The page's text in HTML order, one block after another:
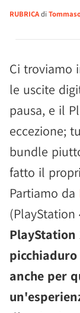
RUBRICAdi
Ci troviamo
le uscite
pausa, e il
eccezione;
bundle
fatto il
Partiamo da
(PlayStation
PlayStation
anche per